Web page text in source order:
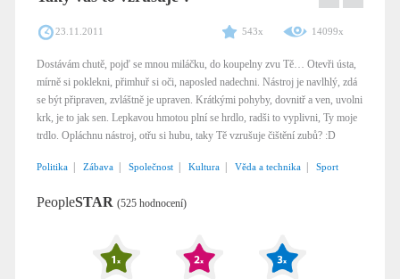
23.11.2011 543x 14099x
Dostávám chutě, pojď se mnou miláčku, do koupelny zvu Tě… Otevři ústa,
mírně si poklekni, přimhuř si oči, naposled nadechni. Nástroj je navlhlý, zdá
se být připraven, zvláštně je upraven. Krátkými pohyby, dovnitř a ven, uvolni
krk, je to jak sen. Lepkavou hmotou plní se hrdlo, radši to vyplivni, Ty moje
trdlo. Opláchnu nástroj, otřu si hubu, taky Tě vzrušuje čištění zubů? :D
Politika | Zábava | Společnost | Kultura | Věda a technika | Sport
PeopleSTAR (525 hodnocení)